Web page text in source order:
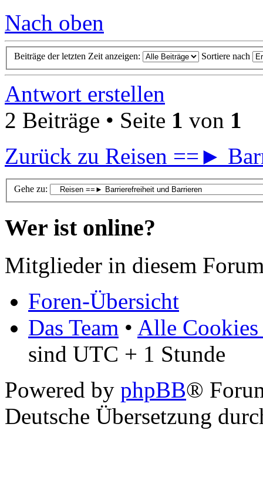
Nach oben
Beiträge der letzten Zeit anzeigen: Sortiere nach
Antwort erstellen
2 Beiträge • Seite 1 von 1
Zurück zu Reisen ==►
Gehe zu:
Wer ist online?
Mitglieder in diesem
Foren-Übersicht
Das Team • Alle Cookies
sind UTC + 1 Stunde
Powered by phpBB®
Deutsche Übersetzung